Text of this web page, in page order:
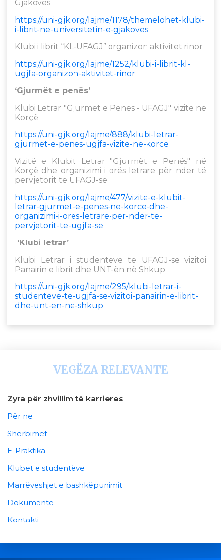
Gjakovës
https://uni-gjk.org/lajme/1178/themelohet-klubi-
i-librit-ne-universitetin-e-gjakoves
Klubi i librit “KL-UFAGJ” organizon aktivitet rinor
https://uni-gjk.org/lajme/1252/klubi-i-librit-kl-
ugjfa-organizon-aktivitet-rinor
‘Gjurmët e penës’
Klubi Letrar "Gjurmët e Penës - UFAGJ" vizitë në
Korçë
https://uni-gjk.org/lajme/888/klubi-letrar-
gjurmet-e-penes-ugjfa-vizite-ne-korce
Vizitë e Klubit Letrar "Gjurmët e Penës" në
Korçë dhe organizimi i orës letrare për nder të
përvjetorit të UFAGJ-së
https://uni-gjk.org/lajme/477/vizite-e-klubit-
letrar-gjurmet-e-penes-ne-korce-dhe-
organizimi-i-ores-letrare-per-nder-te-
pervjetorit-te-ugjfa-se
‘Klubi letrar’
Klubi Letrar i studentëve të UFAGJ-së vizitoi
Panairin e librit dhe UNT-ën në Shkup
https://uni-gjk.org/lajme/295/klubi-letrar-i-
studenteve-te-ugjfa-se-vizitoi-panairin-e-librit-
dhe-unt-en-ne-shkup
VEGËZA RELEVANTE
Zyra për zhvillim të karrieres
Për ne
Shërbimet
E-Praktika
Klubet e studentëve
Marrëveshjet e bashkëpunimit
Dokumente
Kontakti